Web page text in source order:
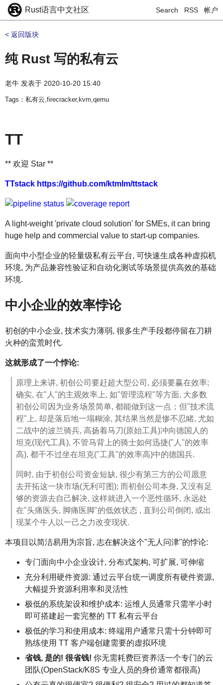
Rust语言中文社区 Search RSS 帐户
< 返回版块
纯 Rust 写的私有云
老牛 发表于 2020-10-20 15:40
Tags：私有云,firecracker,kvm,qemu
TT
** 欢迎 Star **
TTstack https://github.com/ktmlm/ttstack
A light-weight 'private cloud solution' for SMEs, it can bring
huge help and commercial value to start-up companies.
面向中小型企业的轻量级私有云平台, 可快速生成各种虚拟机
环境, 为产品兼容性验证和自动化测试等场景提供高效的基础
环境.
中小企业的效率悖论
初创的中小企业, 技术实力薄弱, 很多生产手段都停留在刀耕
火种的蛮荒时代.
这就形成了一个悖论:
原理上来讲, 初创公司要赶超大型公司, 必须要赢在效率;
确实, 在"人"的主观效率上, 如"管理流程"等方面, 大多数
初创公司因为业务场景简单, 都能做到这一点；但"技术流
程"上, 却是落后地一塌糊涂, 其结果当然是惨不忍睹, 尤如
二战中的波兰骑兵, 高扬着马刀(原始工具)冲向德国人的
坦克(现代工具), 不管马背上的骑士如何迅捷("人"的效率
高), 都干不过坐在坦克("工具"的效率高)中的德国兵.
同时, 由于初创公司资金短缺, 很少有第三方的公司愿意
去开拓这一块市场(无利可图); 而初创公司本身, 又没有足
够的资源去自己解决, 这样就进入一个恶性循环, 永远处
在"头痛医头, 脚痛医脚"的低效状态 , 直到公司倒闭, 或出
现某个牛人以一己之力改变现状.
本项目以简洁易用为宗旨, 志在解决这个"无人问津"的悖论:
专门面向中小企业设计, 分布式架构, 可扩展, 可伸缩
充分利用硬件资源: 通过云平台统一调度所有硬件资源,
大幅提升资源利用率和灵活性
极低的系统架设和维护成本: 运维人员通常只需半小时
即可搭建起一套完整的 TT 私有云平台
极低的学习和使用成本: 终端用户通常只需十分钟即可
熟练使用 TT 客户端创建需要的虚拟环境
省钱, 是的! 很省钱! 你无需耗费巨资养活一个专门的云
团队(OpenStack/K8S 专业人员的身价通常都很高)